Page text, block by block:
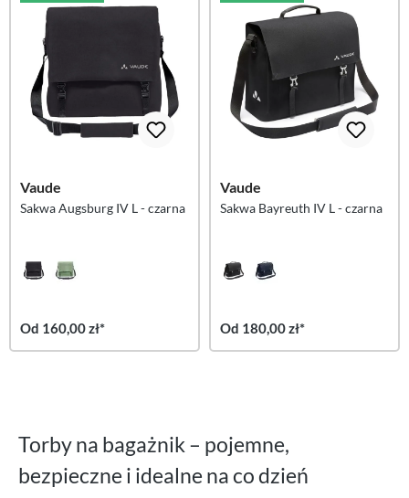
Vaude
Sakwa Augsburg IV L - czarna
Od 160,00 zł*
Vaude
Sakwa Bayreuth IV L - czarna
Od 180,00 zł*
Torby na bagażnik – pojemne,
bezpieczne i idealne na co dzień